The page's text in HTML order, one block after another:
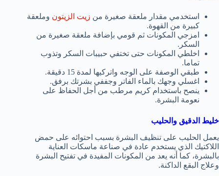
استخدمي مقدار ملعقة صغيرة من زيت الزيتون وملعقة
كبيرة من القهوة.
امزجي المكونات ثم قومي بإضافة ملعقة صغيرة من
السكر.
اخلطي المكونات حتى تختفي حبيبات السكر وتذوب
تماما.
طبقي الوصفة على الوجه واتركيها لمدة 15 دقيقة.
اغسلي وجهك بالماء الفاتر وجففي بشرتك برفق.
ينصح باستخدام كريم مرطب من أجل الحفاظ على
نعومة البشرة.
خليط الدقيق والحليب
يعمل الحليب على تنظيف البشرة بسبب احتوائه على حمض
اللاكتيك الذي يستخدم عادة في صناعة ماسكات العناية
بالبشرة، كما أنه يعد من المكونات المفيدة في تفتيح البشرة
وعلاج البقع الداكنة.